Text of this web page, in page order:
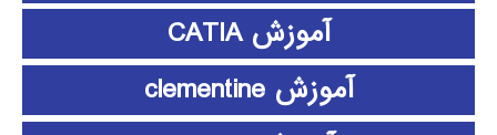
آموزش CATIA
آموزش clementine